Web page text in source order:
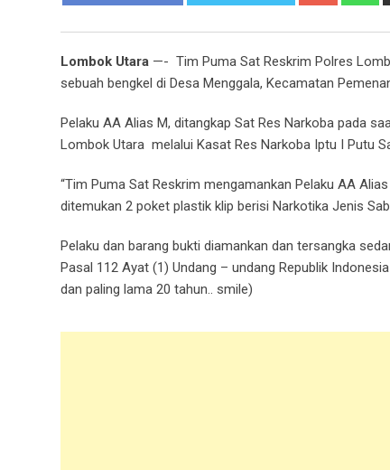
Lombok Utara —- Tim Puma Sat Reskrim Polres
sebuah bengkel di Desa Menggala, Kecamatan
Pelaku AA Alias M, ditangkap Sat Res Narkoba pada
Lombok Utara melalui Kasat Res Narkoba Iptu I Putu
“Tim Puma Sat Reskrim mengamankan Pelaku AA
ditemukan 2 poket plastik klip berisi Narkotika Jenis
Pelaku dan barang bukti diamankan dan tersangka
Pasal 112 Ayat (1) Undang – undang Republik
dan paling lama 20 tahun.. smile)